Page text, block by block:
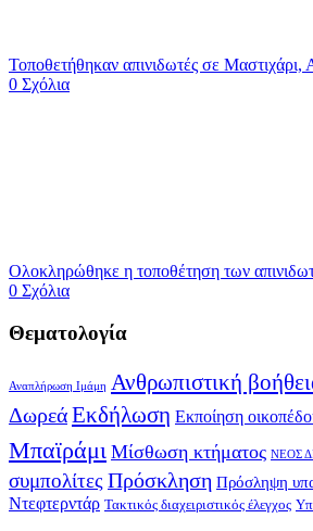
Τοποθετήθηκαν απινιδωτές σε
0 Σχόλια
Ολοκληρώθηκε η τοποθέτηση των
0 Σχόλια
Θεματολογία
Αναπλήρωση Ιμάμη Ανθρωπιστική
ΔωρεάΕκδήλωση Εκποίηση
Μπαϊράμι Μίσθωση κτήματος ΝΕΟΣ
συμπολίτες Πρόσκληση Πρόσληψη
Ντεφτερντάρ Τακτικός διαχειριστικός έλεγχος